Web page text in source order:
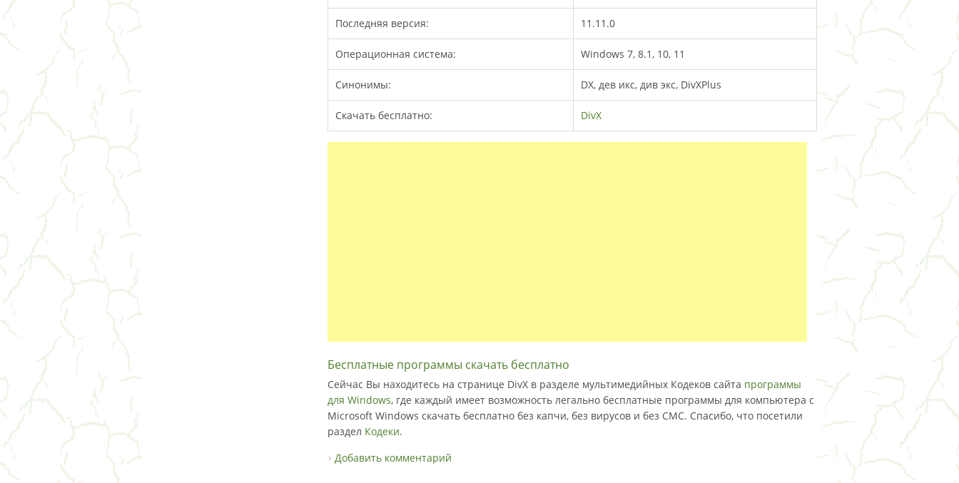
Последняя версия: 11.11.0
Операционная система: Windows 7, 8.1, 10, 11
Синонимы: DX, дев икс, див экс, DivXPlus
Скачать бесплатно: DivX
Бесплатные программы скачать бесплатно
Сейчас Вы находитесь на странице DivX в разделе мультимедийных Кодеков сайта программы
для Windows, где каждый имеет возможность легально бесплатные программы для компьютера с
Microsoft Windows скачать бесплатно без капчи, без вирусов и без СМС. Спасибо, что посетили
раздел Кодеки.
Добавить комментарий